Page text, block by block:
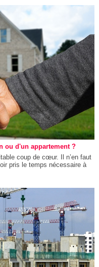
ou d'un appartement ?
coup de cœur. Il n’en faut
pris le temps nécessaire à